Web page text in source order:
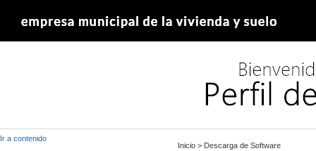
Ir a contenido
Inicio > Descarga de Software